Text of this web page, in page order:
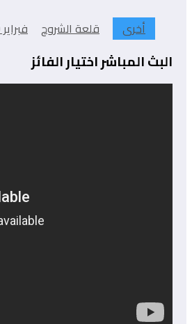
أخرى قلعة الشروح فبراير 20, 2017
البث المباشر اختيار الفائز